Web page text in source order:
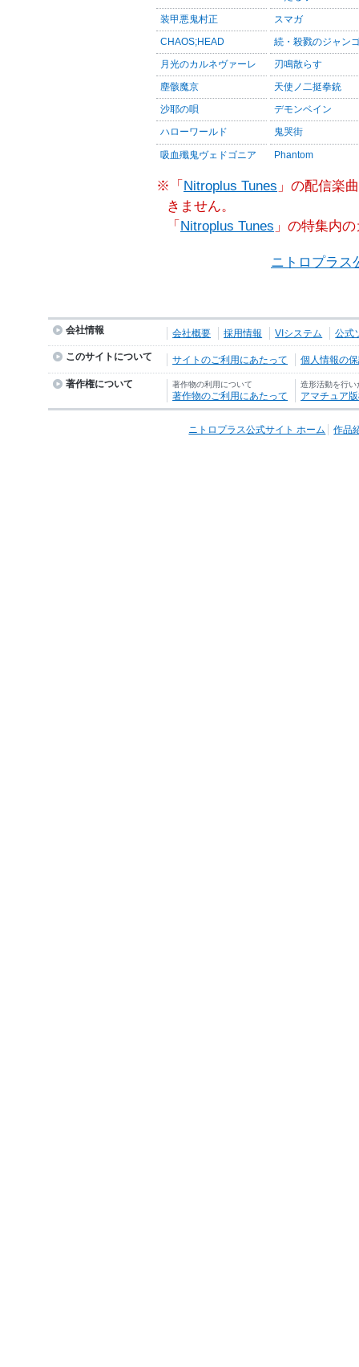
装甲悪鬼村正 スマガ
CHAOS;HEAD 続・殺戮のジャン
月光のカルネヴァーレ 刃鳴散らす
塵骸魔京 天使ノ二挺拳銃
沙耶の唄 デモンベイン
ハローワールド 鬼哭街
吸血殲鬼ヴェドゴニア Phantom
※「 Nitroplus Tunes 」の配信楽
きません。
「 Nitroplus Tunes 」の特集内
ニトロプラス
会社情報 会社概要 採用情報 VIシステム 公式
このサイトについて サイトのご利用にあたって 個人情報の
著作権について 著作物の利用について
著作物のご利用にあたって
造形活動を行い
アマチュア
ニトロプラス公式サイト ホーム 作品